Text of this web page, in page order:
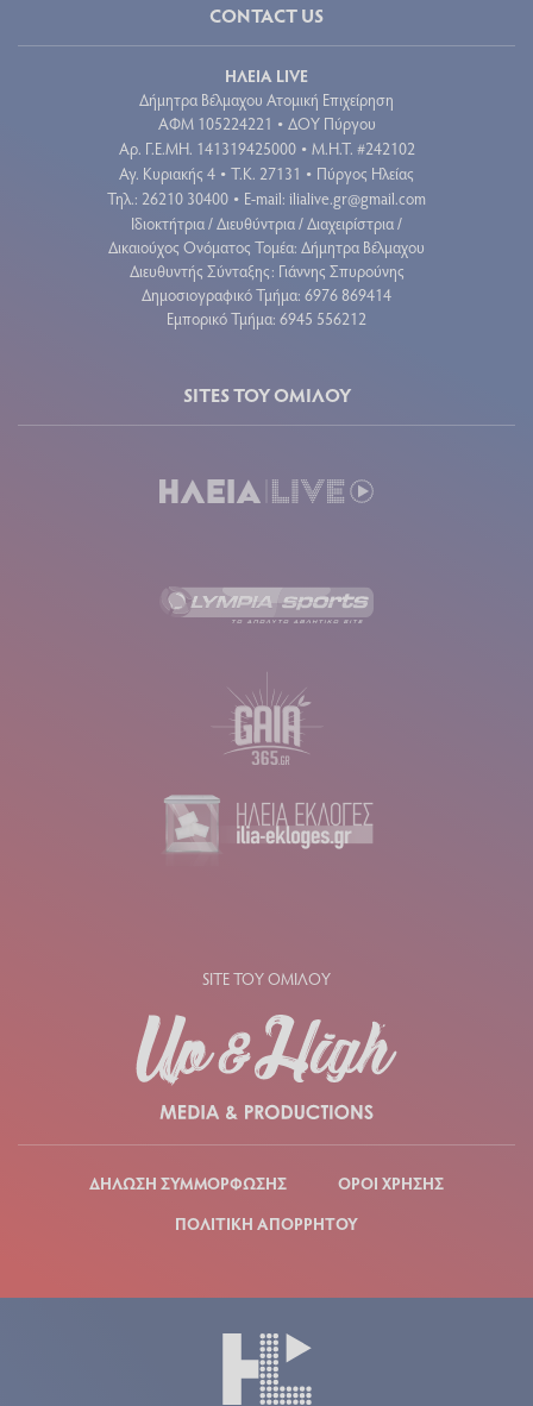
CONTACT US
ΗΛΕΙΑ LIVE
Δήμητρα Βέλμαχου Ατομική Επιχείρηση
ΑΦΜ 105224221 • ΔΟΥ Πύργου
Aρ. Γ.Ε.ΜΗ. 141319425000 • Μ.Η.Τ. #242102
Αγ. Κυριακής 4 • Τ.Κ. 27131 • Πύργος Ηλείας
Τηλ.: 26210 30400 • E-mail: ilialive.gr@gmail.com
Ιδιοκτήτρια / Διευθύντρια / Διαχειρίστρια /
Δικαιούχος Ονόματος Τομέα: Δήμητρα Βέλμαχου
Διευθυντής Σύνταξης: Γιάννης Σπυρούνης
Δημοσιογραφικό Τμήμα: 6976 869414
Εμπορικό Τμήμα: 6945 556212
SITES ΤΟΥ ΟΜΙΛΟΥ
SITE ΤΟΥ ΟΜΙΛΟΥ
ΔΗΛΩΣΗ ΣΥΜΜΟΡΦΩΣΗΣ
ΟΡΟΙ ΧΡΗΣΗΣ
ΠΟΛΙΤΙΚΗ ΑΠΟΡΡΗΤΟΥ